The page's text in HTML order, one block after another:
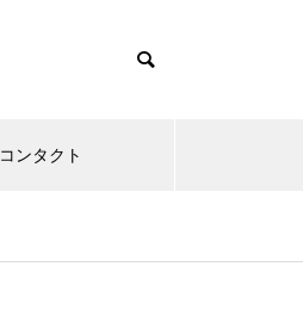
コンタクト